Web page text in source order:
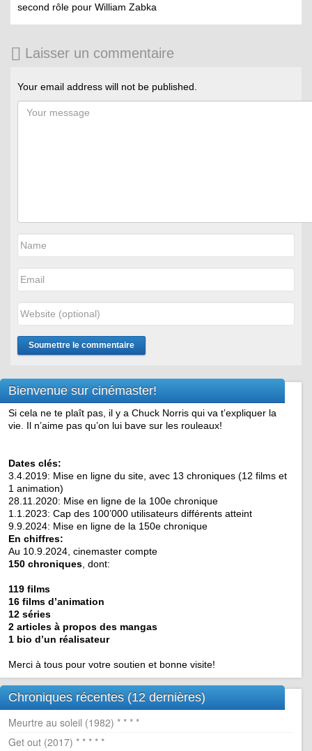
second rôle pour William Zabka
Laisser un commentaire
Your email address will not be published.
Bienvenue sur cinémaster!
Si cela ne te plaît pas, il y a Chuck Norris qui va t’expliquer la
vie. Il n’aime pas qu’on lui bave sur les rouleaux!
Dates clés:
3.4.2019: Mise en ligne du site, avec 13 chroniques (12 films et
1 animation)
28.11.2020: Mise en ligne de la 100e chronique
1.1.2023: Cap des 100’000 utilisateurs différents atteint
9.9.2024: Mise en ligne de la 150e chronique
En chiffres:
Au 10.9.2024, cinemaster compte
150 chroniques, dont:
119 films
16 films d’animation
12 séries
2 articles à propos des mangas
1 bio d’un réalisateur
Merci à tous pour votre soutien et bonne visite!
Chroniques récentes (12 dernières)
Meurtre au soleil (1982) * * * *
Get out (2017) * * * * *